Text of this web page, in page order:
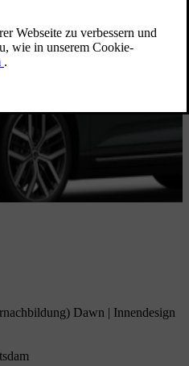
Dawn | Innendesign